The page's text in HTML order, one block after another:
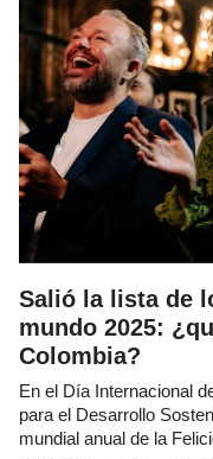
Salió la lista de
mundo 2025:
Colombia?
En el Día Internacional
para el Desarrollo
mundial anual de la